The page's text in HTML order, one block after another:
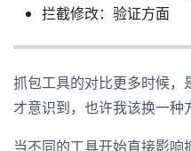
拦截修改：验证方面
抓包工具的对比更多时候，
才意识到，也许我该换一种
当不同的工具开始直接影